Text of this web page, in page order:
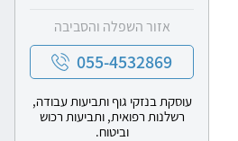
אזור השפלה והסביבה
055-4532869
עוסקת בנזקי גוף ותביעות עבודה,
רשלנות רפואית, ותביעות רכוש
וביטוח.